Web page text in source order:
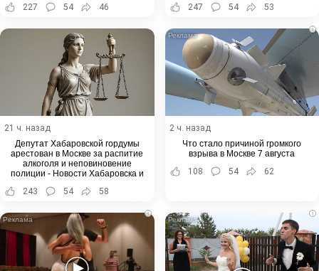
227
54 46
247
54 53
21 ч. назад
Депутат Хабаровской гордумы
арестован в Москве за распитие
алкоголя и неповиновение
полиции - Новости Хабаровска и
243 54 58
i
2 ч. назад
Что стало причиной громкого
взрыва в Москве 7 августа
108
54 62
i i